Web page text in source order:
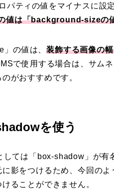
ティの値をマイナスに設定
は「background-sizeの
」の値は、装飾する画像の
で使用する場合は、サム
がおすすめです。
を使う
しては「box-shadow」が有
影をつけるため、今回の
ることができません。